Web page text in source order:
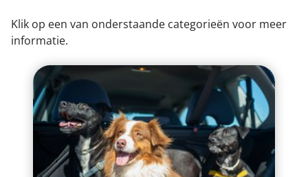
Klik op een van onderstaande categorieën voor meer
informatie.